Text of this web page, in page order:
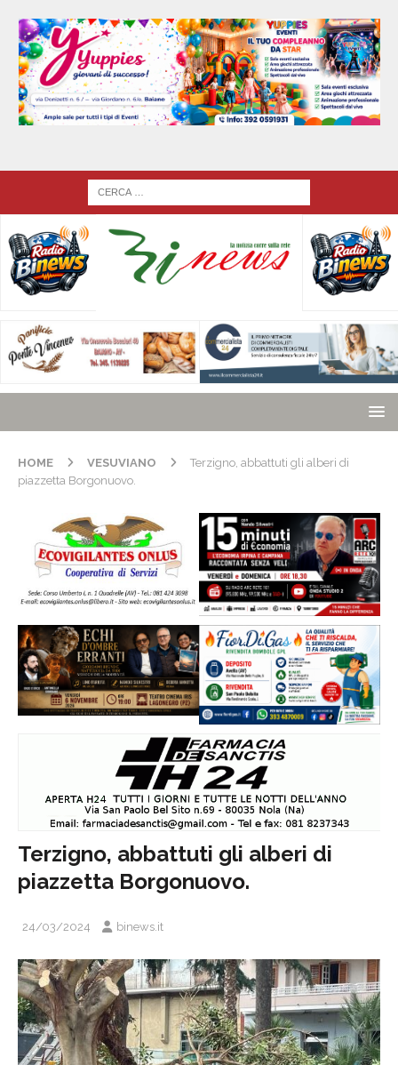
HOME VESUVIANO
Terzigno, abbattuti gli alberi di
piazzetta Borgonuovo.
Terzigno, abbattuti gli alberi di
piazzetta Borgonuovo.
24/03/2024 binews.it